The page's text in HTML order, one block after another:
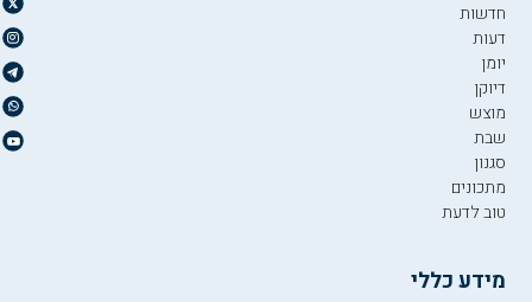
חדשות
דעות
יומן
דיוקן
מוצש
שבת
סגנון
מתכונים
טוב לדעת
מידע כללי